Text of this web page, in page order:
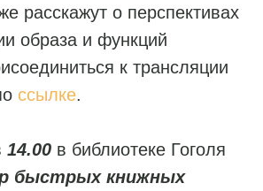
расскажут о перспективах
образа и функций
к трансляции
ссылке.
14.00 в библиотеке Гоголя
быстрых книжных